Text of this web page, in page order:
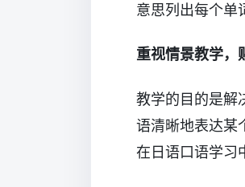
意思列出每个单
重视情景教学，
教学的目的是解
语清晰地表达某
在日语口语学习